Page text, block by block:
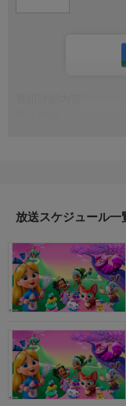
食べ物は自分を表現
放送スケジュール一